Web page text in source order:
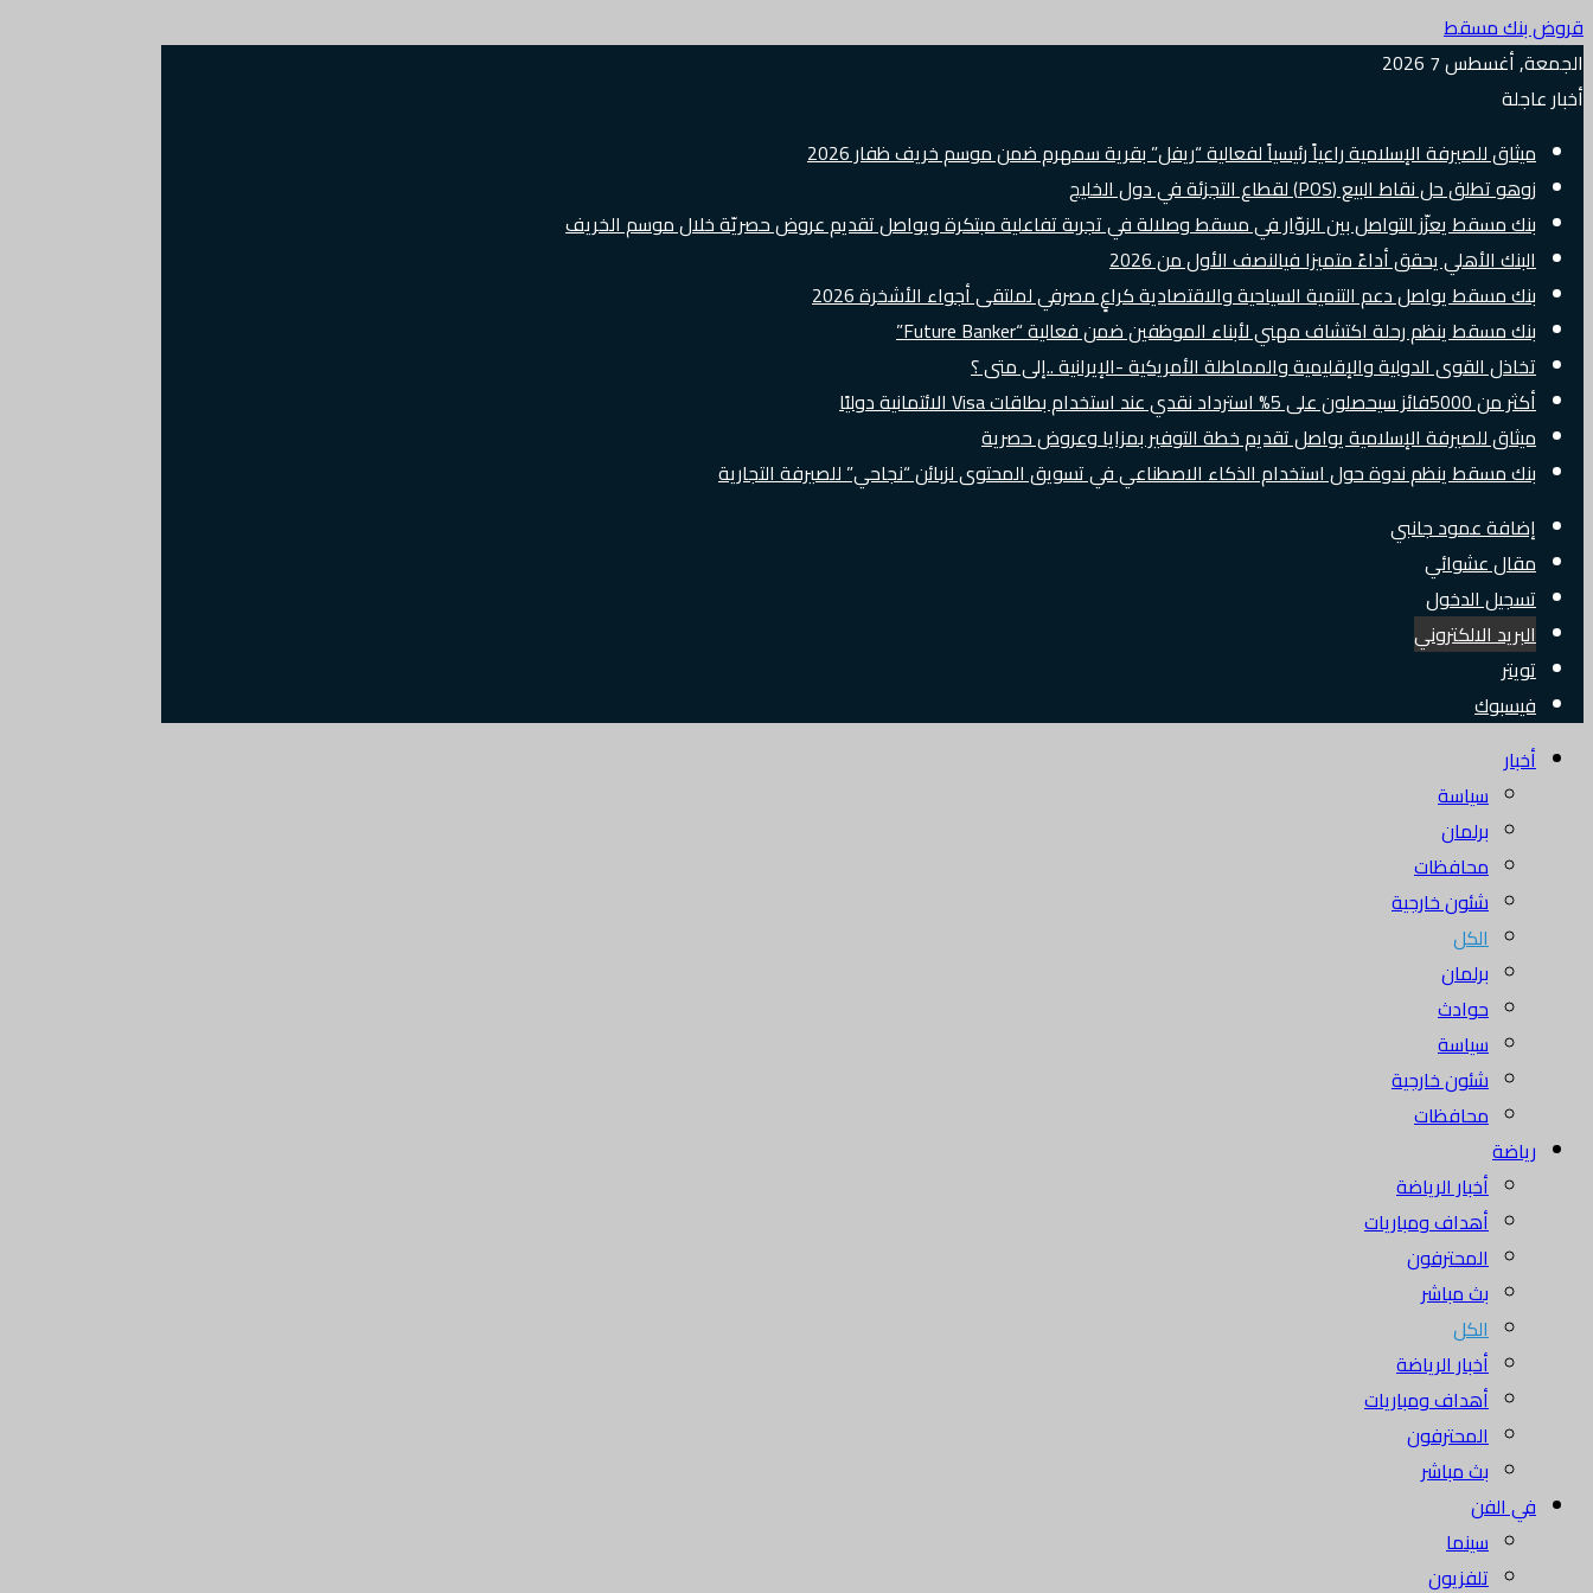
قروض بنك مسقط
الجمعة, أغسطس 7 2026
أخبار عاجلة
ميثاق للصيرفة الإسلامية راعياً رئيسياً لفعالية “ريفل” بقرية سمهرم ضمن موسم خريف ظفار 2026
زوهو تطلق حل نقاط البيع (POS) لقطاع التجزئة في دول الخليج
بنك مسقط يعزّز التواصل بين الزوّار في مسقط وصلالة في تجربة تفاعلية مبتكرة ويواصل تقديم عروض حصريّة خلال موسم الخريف
البنك الأهلي يحقق أداءً متميزا فيالنصف الأول من 2026
بنك مسقط يواصل دعم التنمية السياحية والاقتصادية كراعٍ مصرفي لملتقى أجواء الأشخرة 2026
بنك مسقط ينظم رحلة اكتشاف مهني لأبناء الموظفين ضمن فعالية “Future Banker”
تخاذل القوى الدولية والإقليمية والمماطلة الأمريكية -الإيرانية ..إلى متى ؟
أكثر من 5000فائز سيحصلون على 5% استرداد نقدي عند استخدام بطاقات Visa الائتمانية دوليًا
ميثاق للصيرفة الإسلامية يواصل تقديم خطة التوفير بمزايا وعروض حصرية
بنك مسقط ينظم ندوة حول استخدام الذكاء الاصطناعي في تسويق المحتوى لزبائن “نجاحي” للصيرفة التجارية
إضافة عمود جانبي
مقال عشوائي
تسجيل الدخول
البريد الالكتروني
تويتر
فيسبوك
أخبار
سياسة
برلمان
محافظات
شئون خارجية
الكل
برلمان
حوادث
سياسة
شئون خارجية
محافظات
رياضة
أخبار الرياضة
أهداف ومباريات
المحترفون
بث مباشر
الكل
أخبار الرياضة
أهداف ومباريات
المحترفون
بث مباشر
في الفن
سينما
تلفزيون